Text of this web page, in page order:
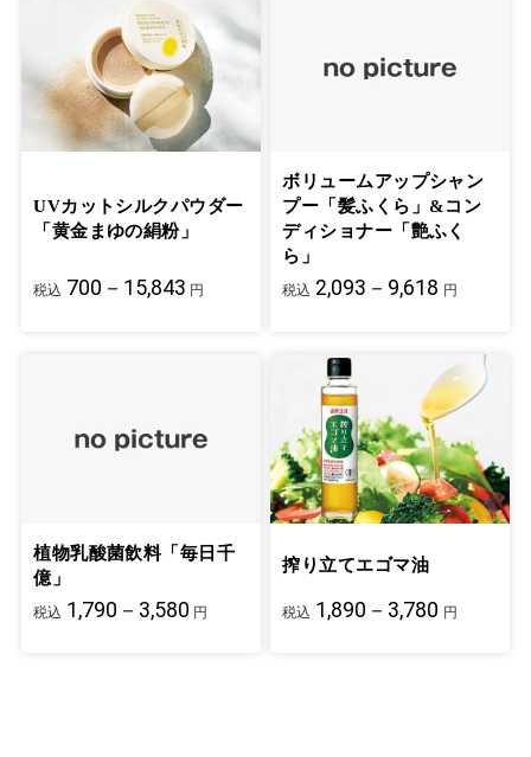
UVカットシルクパウダー
「黄金まゆの絹粉」
税込 700－15,843 円
ボリュームアップシャン
プー「髪ふくら」&コン
ディショナー「艶ふく
ら」
税込 2,093－9,618 円
植物乳酸菌飲料「毎日千
億」
税込 1,790－3,580 円
搾り立てエゴマ油
税込 1,890－3,780 円